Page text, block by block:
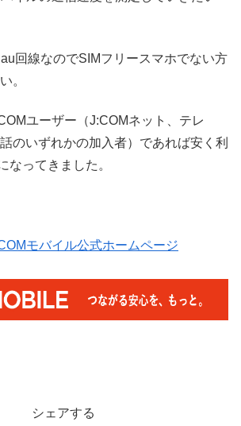
回線なのでSIMフリースマホでない方
。
ユーザー（J:COMネット、テレ
のいずれかの加入者）であれば安く利
なってきました。
モバイル公式ホームページ
シェアする